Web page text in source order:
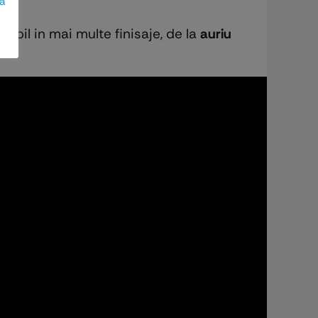
in mai multe finisaje, de la auriu